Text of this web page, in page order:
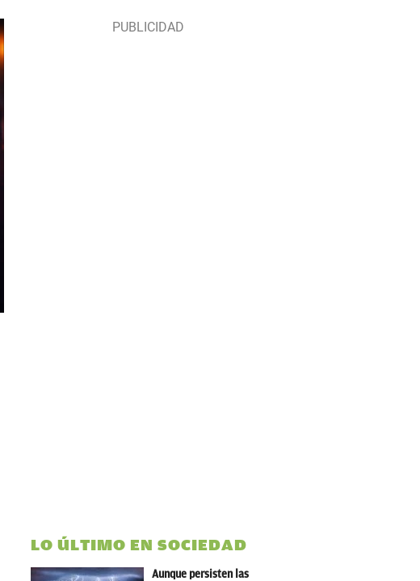
LO ÚLTIMO EN SOCIEDAD
Aunque persisten las